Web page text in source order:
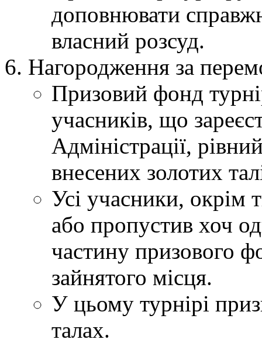
доповнювати
власний розсуд.
Нагородження за
Призовий фонд
учасників, що
Адміністрації,
внесених золотих
Усі учасники, окрім
або пропустив хоч
частину призового
зайнятого місця.
У цьому турнірі
талах.